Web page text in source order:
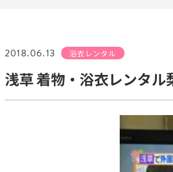
2018.06.13 浴衣レンタル
浅草 着物・浴衣レンタル